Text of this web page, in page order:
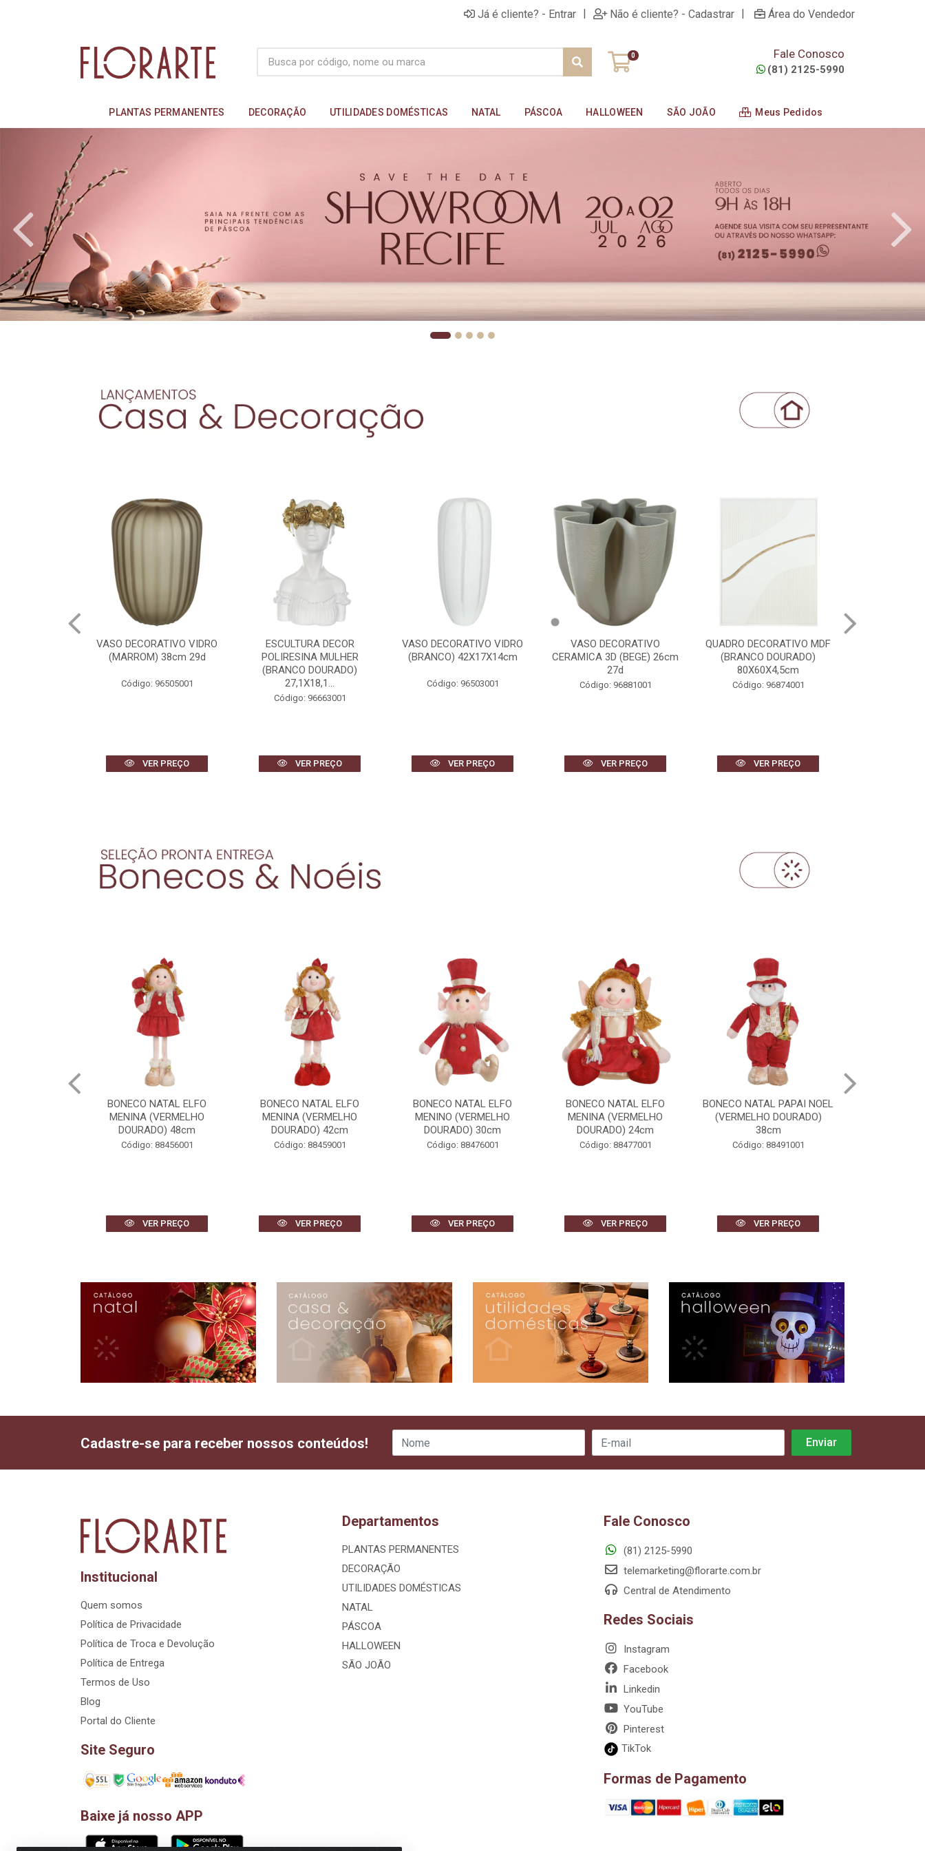
Já é cliente? - Entrar | Não é cliente? - Cadastrar | Área do Vendedor
0 Fale Conosco
(81) 2125-5990
PLANTAS PERMANENTES DECORAÇÃO UTILIDADES DOMÉSTICAS NATAL PÁSCOA HALLOWEEN SÃO JOÃO Meus Pedidos
ESCULTURA DECOR
POLIRESINA MULHER
27,1X18,1...
VER PREÇO
VASO DECORATIVO VIDRO
(BRANCO) 42X17X14cm
Código: 96503001
VER PREÇO
VASO DECORATIVO
CERAMICA 3D (BEGE) 26cm
Código: 96881001
VER PREÇO
QUADRO DECORATIVO MDF
(BRANCO DOURADO)
80X60X4,5cm
Código: 96874001
VER PREÇO
CACHEPOT DECORATVIO
CIMENTO FOLHAS (BEGE)
23,5cm 26d
Código: 97024001
VER PREÇO
BONECO NATAL ELFO
MENINA (VERMELHO
DOURADO) 42cm
Código: 88459001
VER PREÇO
BONECO NATAL ELFO
MENINO (VERMELHO
DOURADO) 30cm
Código: 88476001
VER PREÇO
BONECO NATAL ELFO
MENINA (VERMELHO
DOURADO) 24cm
Código: 88477001
VER PREÇO
BONECO NATAL PAPAI NOEL
(VERMELHO DOURADO)
38cm
Código: 88491001
VER PREÇO
BONECO DE NEVE NATAL
(VERMELHO DOURADO)
40cm
Código: 88493001
VER PREÇO
Cadastre-se para receber nossos conteúdos!
Institucional
Quem somos
Política de Privacidade
Política de Troca e Devolução
Política de Entrega
Termos de Uso
Blog
Portal do Cliente
Site Seguro
Baixe já nosso APP
Departamentos
PLANTAS PERMANENTES
DECORAÇÃO
UTILIDADES DOMÉSTICAS
NATAL
PÁSCOA
HALLOWEEN
SÃO JOÃO
Fale Conosco
(81) 2125-5990
telemarketing@florarte.com.br
Central de Atendimento
Redes Sociais
Instagram
Facebook
Linkedin
YouTube
Pinterest
TikTok
Formas de Pagamento